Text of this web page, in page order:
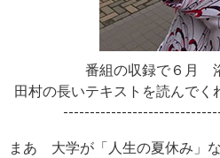
番組の収録で６月
田村の長いテキストを読んでく
まあ 大学が「人生の夏休み」